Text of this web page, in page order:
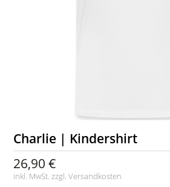
Charlie | Kindershirt
26,90 €
inkl. MwSt. zzgl.Versandkosten